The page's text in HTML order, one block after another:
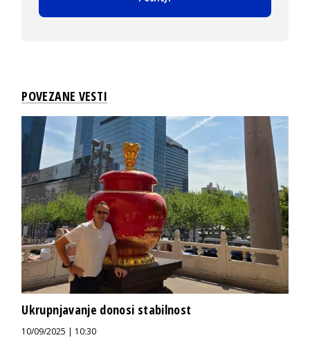
POVEZANE VESTI
Ukrupnjavanje donosi stabilnost
10/09/2025 | 10:30